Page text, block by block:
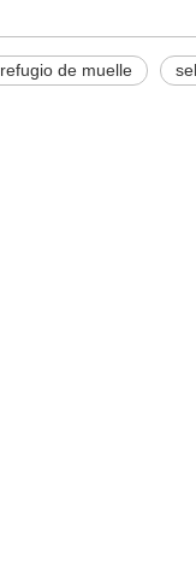
refugio de muelle